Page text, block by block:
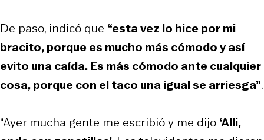
De paso, indicó que “esta vez lo hice por mi
bracito, porque es mucho más cómodo y así
evito una caída. Es más cómodo ante cualquier
cosa, porque con el taco una igual se arriesga”.
“Ayer mucha gente me escribió y me dijo ‘Alli,